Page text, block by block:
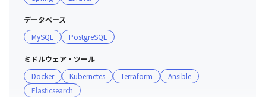
【AI開発・RAG / 業務改善支援】
社内ナレッジ検索、問い合わせ対応、要約、分類、業務自
動化など、AIを業務アプリケーションに組み込む開発
使用技術：
OpenAI API、Claude、Amazon Bedrock、LangChain、
OpenSearch、Vector DB、PostgreSQL、React、Next.js
データベース
MySQL
PostgreSQL
ミドルウェア・ツール
Docker
Kubernetes Terraform
Ansible
Elasticsearch